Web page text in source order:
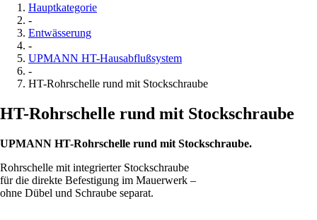
Hauptkategorie
-
Entwässerung
-
UPMANN HT-Hausabflußsystem
-
HT-Rohrschelle rund mit Stockschraube
HT-Rohrschelle rund mit Stockschraube
UPMANN HT-Rohrschelle rund mit Stockschraube.
Rohrschelle mit integrierter Stockschraube
für die direkte Befestigung im Mauerwerk –
ohne Dübel und Schraube separat.